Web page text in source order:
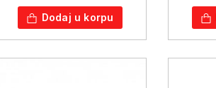
Dodaj u korpu